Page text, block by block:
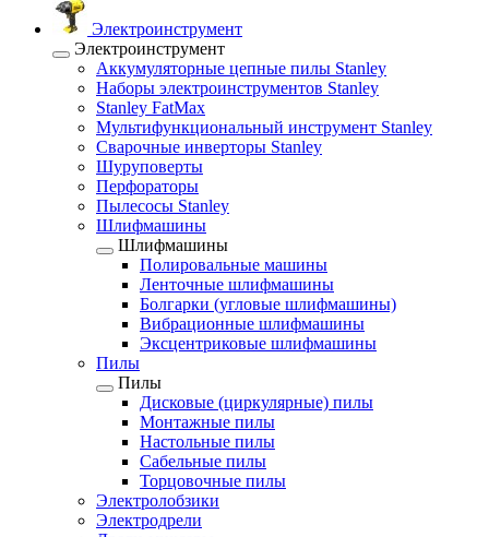
Электроинструмент
Электроинструмент
Аккумуляторные цепные пилы Stanley
Наборы электроинструментов Stanley
Stanley FatMax
Мультифункциональный инструмент Stanley
Сварочные инверторы Stanley
Шуруповерты
Перфораторы
Пылесосы Stanley
Шлифмашины
Шлифмашины
Полировальные машины
Ленточные шлифмашины
Болгарки (угловые шлифмашины)
Вибрационные шлифмашины
Эксцентриковые шлифмашины
Пилы
Пилы
Дисковые (циркулярные) пилы
Монтажные пилы
Настольные пилы
Сабельные пилы
Торцовочные пилы
Электролобзики
Электродрели